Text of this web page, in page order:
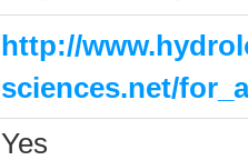
http://
sciences.net/
Yes